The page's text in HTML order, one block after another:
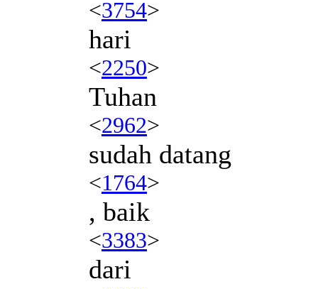
<3754>
hari
<2250>
Tuhan
<2962>
sudah datang
<1764>
, baik
<3383>
dari